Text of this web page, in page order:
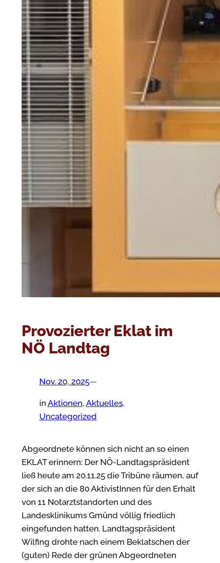
Provozierter Eklat im
NÖ Landtag
Nov. 20, 2025—
in Aktionen, Aktuelles
Uncategorized
Abgeordnete können sich nicht an so einen
EKLAT erinnern: Der NÖ-Landtagspräsident
ließ heute am 20.11.25 die Tribüne räumen, auf
der sich an die 80 AktivistInnen für den Erhalt
von 11 Notarztstandorten und des
Landesklinikums Gmünd völlig friedlich
eingefunden hatten. Landtagspräsident
Wilfing drohte nach einem Beklatschen der
(guten) Rede der grünen Abgeordneten